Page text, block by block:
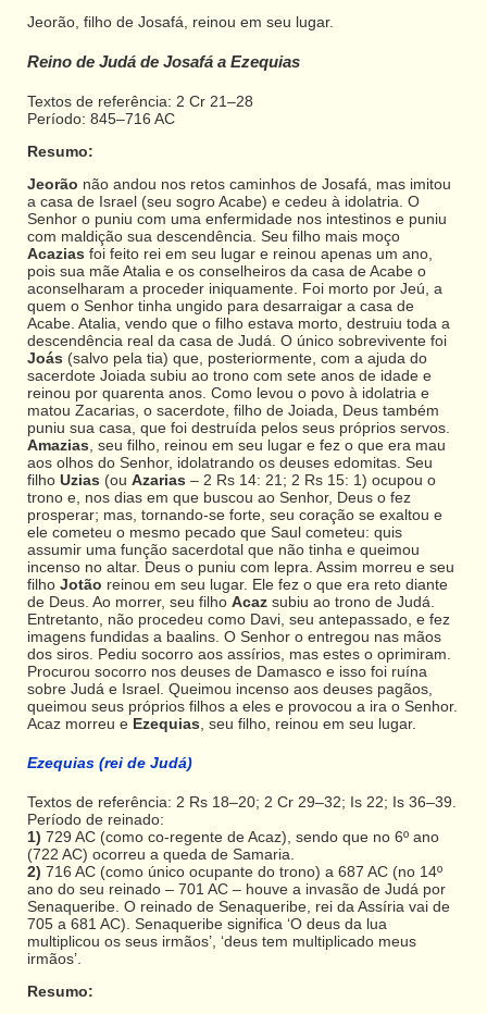
Jeorão, filho de Josafá, reinou em seu lugar.
Reino de Judá de Josafá a Ezequias
Textos de referência: 2 Cr 21–28
Período: 845–716 AC
Resumo:
Jeorão não andou nos retos caminhos de Josafá, mas imitou
a casa de Israel (seu sogro Acabe) e cedeu à idolatria. O
Senhor o puniu com uma enfermidade nos intestinos e puniu
com maldição sua descendência. Seu filho mais moço
Acazias foi feito rei em seu lugar e reinou apenas um ano,
pois sua mãe Atalia e os conselheiros da casa de Acabe o
aconselharam a proceder iniquamente. Foi morto por Jeú, a
quem o Senhor tinha ungido para desarraigar a casa de
Acabe. Atalia, vendo que o filho estava morto, destruiu toda a
descendência real da casa de Judá. O único sobrevivente foi
Joás (salvo pela tia) que, posteriormente, com a ajuda do
sacerdote Joiada subiu ao trono com sete anos de idade e
reinou por quarenta anos. Como levou o povo à idolatria e
matou Zacarias, o sacerdote, filho de Joiada, Deus também
puniu sua casa, que foi destruída pelos seus próprios servos.
Amazias, seu filho, reinou em seu lugar e fez o que era mau
aos olhos do Senhor, idolatrando os deuses edomitas. Seu
filho Uzias (ou Azarias – 2 Rs 14: 21; 2 Rs 15: 1) ocupou o
trono e, nos dias em que buscou ao Senhor, Deus o fez
prosperar; mas, tornando-se forte, seu coração se exaltou e
ele cometeu o mesmo pecado que Saul cometeu: quis
assumir uma função sacerdotal que não tinha e queimou
incenso no altar. Deus o puniu com lepra. Assim morreu e seu
filho Jotão reinou em seu lugar. Ele fez o que era reto diante
de Deus. Ao morrer, seu filho Acaz subiu ao trono de Judá.
Entretanto, não procedeu como Davi, seu antepassado, e fez
imagens fundidas a baalins. O Senhor o entregou nas mãos
dos siros. Pediu socorro aos assírios, mas estes o oprimiram.
Procurou socorro nos deuses de Damasco e isso foi ruína
sobre Judá e Israel. Queimou incenso aos deuses pagãos,
queimou seus próprios filhos a eles e provocou a ira o Senhor.
Acaz morreu e Ezequias, seu filho, reinou em seu lugar.
Ezequias (rei de Judá)
Textos de referência: 2 Rs 18–20; 2 Cr 29–32; Is 22; Is 36–39.
Período de reinado:
1) 729 AC (como co-regente de Acaz), sendo que no 6º ano
(722 AC) ocorreu a queda de Samaria.
2) 716 AC (como único ocupante do trono) a 687 AC (no 14º
ano do seu reinado – 701 AC – houve a invasão de Judá por
Senaqueribe. O reinado de Senaqueribe, rei da Assíria vai de
705 a 681 AC). Senaqueribe significa ‘O deus da lua
multiplicou os seus irmãos’, ‘deus tem multiplicado meus
irmãos’.
Resumo: